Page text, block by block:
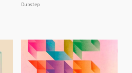
Dubstep